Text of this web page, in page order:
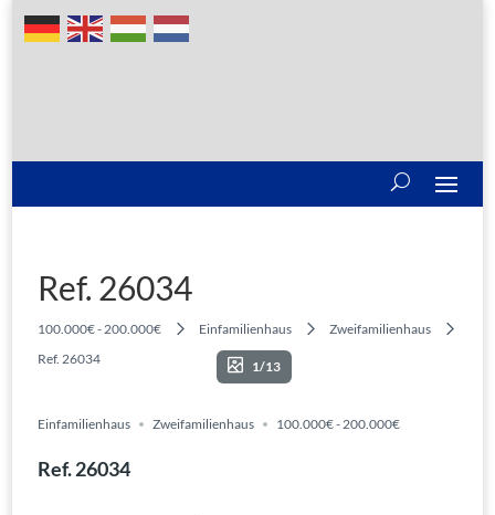
Ref. 26034
100.000€ - 200.000€ Einfamilienhaus
Zweifamilienhaus
Ref. 26034
1/13
Einfamilienhaus Zweifamilienhaus 100.000€ - 200.000€
Ref. 26034